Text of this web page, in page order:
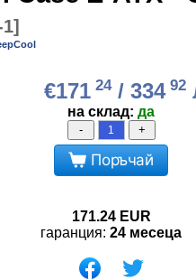
1]
€171 24/ 334 92
на склад: да
- +
Поръчай
171.24 EUR
гаранция: 24 месеца